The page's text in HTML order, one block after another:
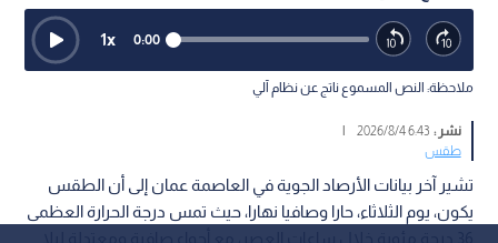
0:00
1x
ملاحظة: النص المسموع ناتج عن نظام آلي
نشر :6:43 2026/8/4
|
طقس
تشير آخر بيانات الأرصاد الجوية في العاصمة عمان إلى أن الطقس
يكون، يوم الثلاثاء، حارا وصافيا نهارا، حيث تمس درجة الحرارة العظمى